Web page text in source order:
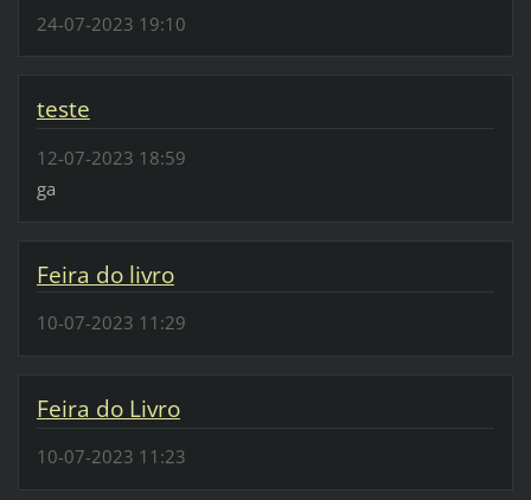
24-07-2023 19:10
teste
12-07-2023 18:59
ga
Feira do livro
10-07-2023 11:29
Feira do Livro
10-07-2023 11:23